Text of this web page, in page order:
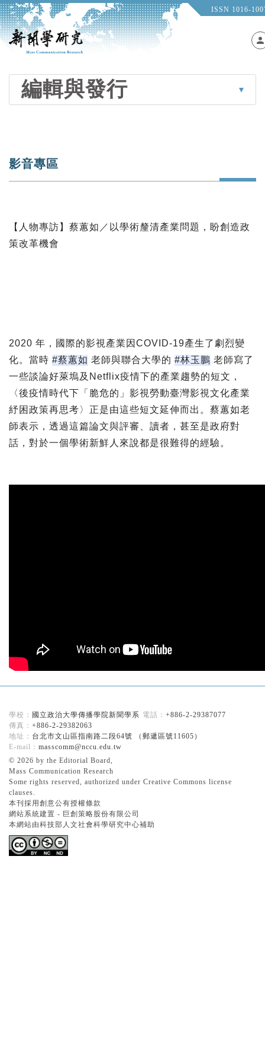
ISSN 1016-
person
編輯與發行
影音專區
【人物專訪】蔡蕙如／以學術釐清產業問題，盼創造政
策改革機會
2020 年，國際的影視產業因COVID-19產生了劇烈變
化。當時 #蔡蕙如 老師與聯合大學的 #林玉鵬 老師寫了
一些談論好萊塢及Netflix疫情下的產業趨勢的短文，
〈後疫情時代下「脆危的」影視勞動臺灣影視文化產業
紓困政策再思考〉正是由這些短文延伸而出。蔡蕙如老
師表示，透過這篇論文與評審、讀者，甚至是政府對
話，對於一個學術新鮮人來說都是很難得的經驗。
國立政治大學傳播學院新聞學系
+886-2-29387077
+886-2-29382063
台北市文山區指南路二段64號 （郵遞區號11605）
masscomm@nccu.edu.tw
© 2026 by the Editorial Board,
Mass Communication Research
Some rights reserved, authorized under Creative Commons license
clauses.
本刊採用創意公有授權條款
網站系統建置 - 巨創策略股份有限公司
本網站由科技部人文社會科學研究中心補助